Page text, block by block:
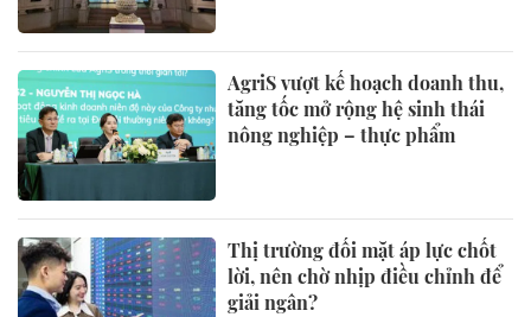
AgriS vượt kế hoạch doanh thu,
tăng tốc mở rộng hệ sinh thái
nông nghiệp – thực phẩm
Thị trường đối mặt áp lực chốt
lời, nên chờ nhịp điều chỉnh để
giải ngân?